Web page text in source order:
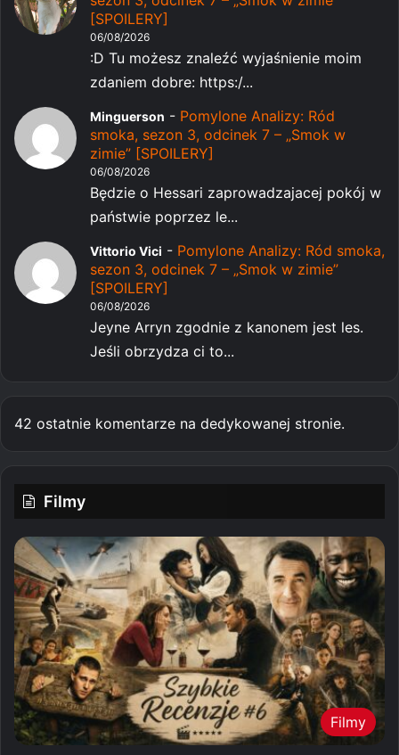
[SPOILERY]
06/08/2026
:D Tu możesz znaleźć wyjaśnienie moim
zdaniem dobre: https:/...
Minguerson - Pomylone Analizy: Ród
smoka, sezon 3, odcinek 7 – „Smok w
zimie” [SPOILERY]
06/08/2026
Będzie o Hessari zaprowadzajacej pokój w
państwie poprzez le...
Vittorio Vici - Pomylone Analizy: Ród smoka,
sezon 3, odcinek 7 – „Smok w zimie”
[SPOILERY]
06/08/2026
Jeyne Arryn zgodnie z kanonem jest les.
Jeśli obrzydza ci to...
42 ostatnie komentarze na dedykowanej stronie.
Filmy
Filmy